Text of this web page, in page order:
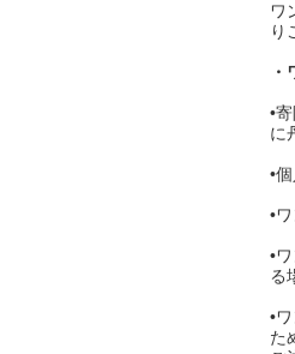
ワ
り
•
に
•
•
•
る
•
た